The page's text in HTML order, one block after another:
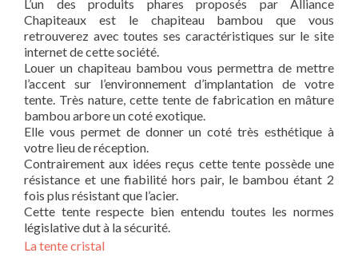
L’un des produits phares proposés par Alliance
Chapiteaux est le chapiteau bambou que vous
retrouverez avec toutes ses caractéristiques sur le site
internet de cette société.
Louer un chapiteau bambou vous permettra de mettre
l’accent sur l’environnement d’implantation de votre
tente. Très nature, cette tente de fabrication en mâture
bambou arbore un coté exotique.
Elle vous permet de donner un coté très esthétique à
votre lieu de réception.
Contrairement aux idées reçus cette tente possède une
résistance et une fiabilité hors pair, le bambou étant 2
fois plus résistant que l’acier.
Cette tente respecte bien entendu toutes les normes
législative dut à la sécurité.
La tente cristal